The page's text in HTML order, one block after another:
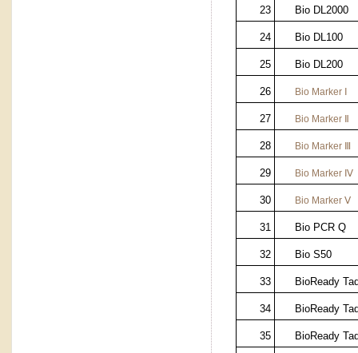
23 Bio DL2000
24 Bio DL100
25 Bio DL200
26 Bio Marker
27 Bio Marker
28 Bio Marker
29 Bio Marker Ⅳ
30 Bio Marker Ⅴ
31 Bio PCR Q
32 Bio S50
33 BioReady
34 BioReady
35 BioReady